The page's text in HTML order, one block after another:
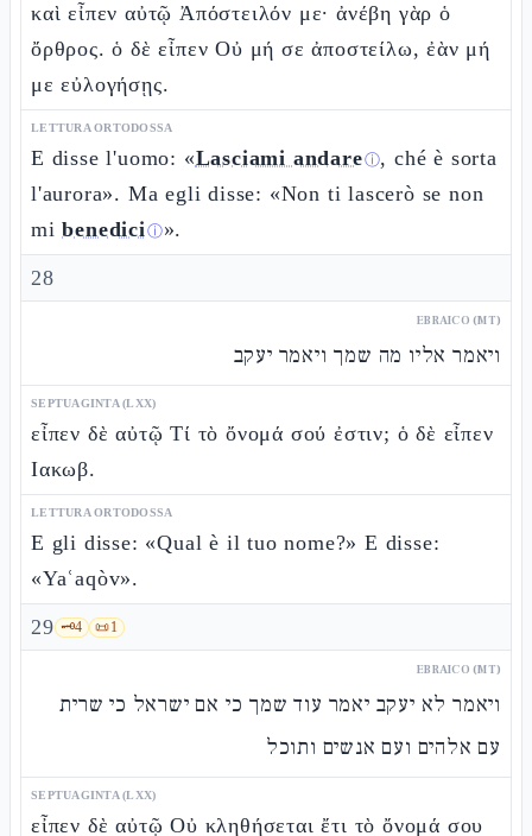
καὶ εἶπεν αὐτῷ Ἀπόστειλόν με· ἀνέβη γὰρ ὁ
ὄρθρος. ὁ δὲ εἶπεν Οὐ μή σε ἀποστείλω, ἐὰν μή
με εὐλογήσῃς.
LETTURA ORTODOSSA
E disse l'uomo: «Lasciami andareⓘ, ché è sorta
l'aurora». Ma egli disse: «Non ti lascerò se non
mibenediciⓘ».
28
EBRAICO (MT)
ויאמר אליו מה שמך ויאמר יעקב
SEPTUAGINTA (LXX)
εἶπεν δὲ αὐτῷ Τί τὸ ὄνομά σού ἐστιν; ὁ δὲ εἶπεν
Ιακωβ.
LETTURA ORTODOSSA
E gli disse: «Qual è il tuo nome?» E disse:
«Yaʿaqòv».
29 🗝️4 📜1
EBRAICO (MT)
ויאמר לא יעקב יאמר עוד שמך כי אם ישראל כי שרית
עם אלהים ועם אנשים ותוכל
SEPTUAGINTA (LXX)
εἶπεν δὲ αὐτῷ Οὐ κληθήσεται ἔτι τὸ ὄνομά σου